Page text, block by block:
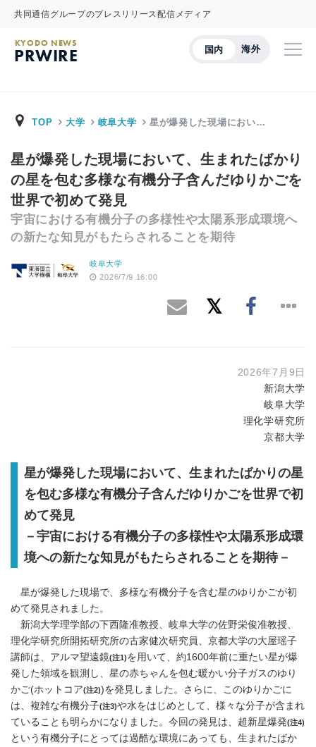
共同通信グループのプレスリリース配信メディア
国内 海外
KYODO NEWS
PRWIRE
TOP 大学 岐阜大学 星が爆発した現場におい…
星が爆発した現場において、生まれたばかり
の星を包む多様な有機分子含んだゆりかごを
世界で初めて発見
宇宙における有機分子の多様性や太陽系形成環境へ
の新たな知見がもたらされることを期待
岐阜大学
2026/7/9 16:00
2026年7月9日
新潟大学
岐阜大学
理化学研究所
京都大学
星が爆発した現場において、生まれたばかりの星
を包む多様な有機分子含んだゆりかごを世界で初
めて発見
－宇宙における有機分子の多様性や太陽系形成環
境への新たな知見がもたらされることを期待－
星が爆発した現場で、多様な有機分子を含む星のゆりかごが初
めて発見されました。
新潟大学理学部の下西隆准教授、岐阜大学の佐野栄俊准教授、
理化学研究所開拓研究所の古家健次研究員、京都大学の大屋瑶子
講師は、アルマ望遠鏡(注1)を用いて、約1600年前に重たい星が爆
発した領域を観測し、星の赤ちゃんを包む暖かい分子ガスのゆり
かご(ホットコア(注2))を発見しました。さらに、このゆりかごに
は、複雑な有機分子(注3)や水をはじめとして、様々な分子が含まれ
ていることも明らかになりました。今回の発見は、超新星爆発(注4)
という有機分子にとっては過酷な環境にあっても、生まれたばか